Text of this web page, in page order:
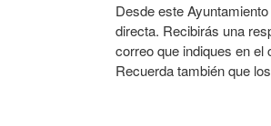
Desde este
directa. Recibirás una
correo que indiques en
Recuerda también que